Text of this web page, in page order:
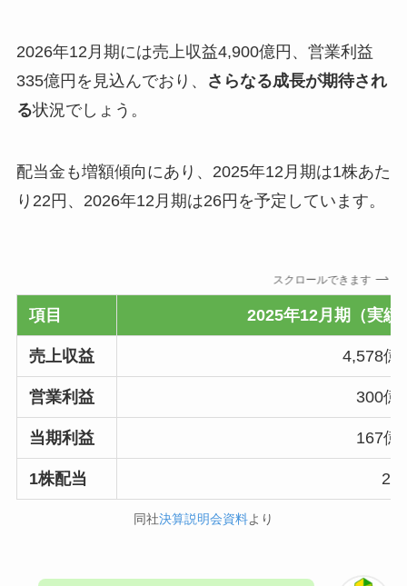
2026年12月期には売上収益4,900億円、営業利益
335億円を見込んでおり、
さらなる成長が期待され
る状況でしょう。
配当金も増額傾向にあり、2025年12月期は1株あた
り22円、2026年12月期は26円を予定しています。
スクロールできます
項目 2025年12月期（実績
売上収益 4,578億
営業利益 300億
当期利益 167億
1株配当 22
同社決算説明会資料より